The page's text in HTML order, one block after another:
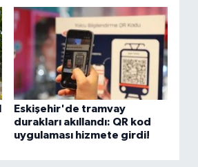
Eskişehir'de tramvay
durakları akıllandı: QR kod
uygulaması hizmete girdi!